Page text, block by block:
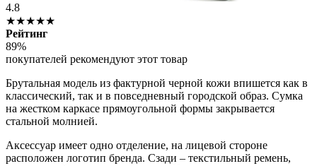
4.8
★★★★★
Рейтинг
89%
покупателей рекомендуют этот товар
Брутальная модель из фактурной черной кожи впишется как в
классический, так и в повседневный городской образ. Сумка
на жестком каркасе прямоугольной формы закрывается
стальной молнией.
Аксессуар имеет одно отделение, на лицевой стороне
расположен логотип бренда. Сзади – текстильный ремень,